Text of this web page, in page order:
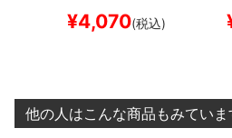
¥4,070(税込)
他の人はこんな商品もみていま